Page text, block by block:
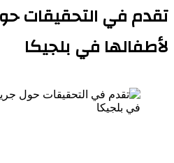
تقدم في التحقيقات
لأطفالها في بلجيكا